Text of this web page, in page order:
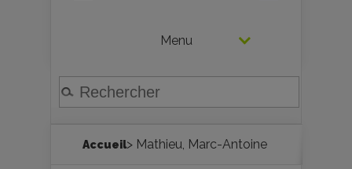
Menu
Accueil> Mathieu, Marc-Antoine